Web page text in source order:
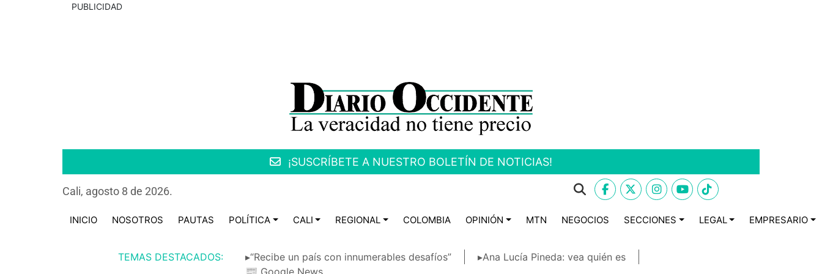
PUBLICIDAD
¡SUSCRÍBETE A NUESTRO BOLETÍN DE NOTICIAS!
Cali, agosto 8 de 2026.
INICIO NOSOTROS PAUTAS POLÍTICA CALI REGIONAL COLOMBIA OPINIÓN MTN NEGOCIOS SECCIONES LEGAL EMPRESARIO
TEMAS DESTACADOS: ▸“Recibe un país con innumerables desafíos”
▸Ana Lucía Pineda: vea quién es
📰 Google News